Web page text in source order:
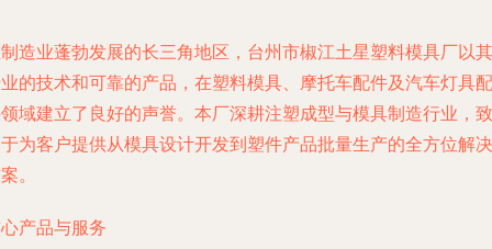
造业蓬勃发展的长三角地区，台州市椒江土星塑料模具厂以其
的技术和可靠的产品，在塑料模具、摩托车配件及汽车灯具配
域建立了良好的声誉。本厂深耕注塑成型与模具制造行业，致
为客户提供从模具设计开发到塑件产品批量生产的全方位解决
。
产品与服务